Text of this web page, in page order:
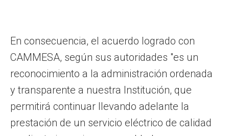
En consecuencia, el acuerdo logrado con
CAMMESA, según sus autoridades "es un
reconocimiento a la administración ordenada
y transparente a nuestra Institución, que
permitirá continuar llevando adelante la
prestación de un servicio eléctrico de calidad